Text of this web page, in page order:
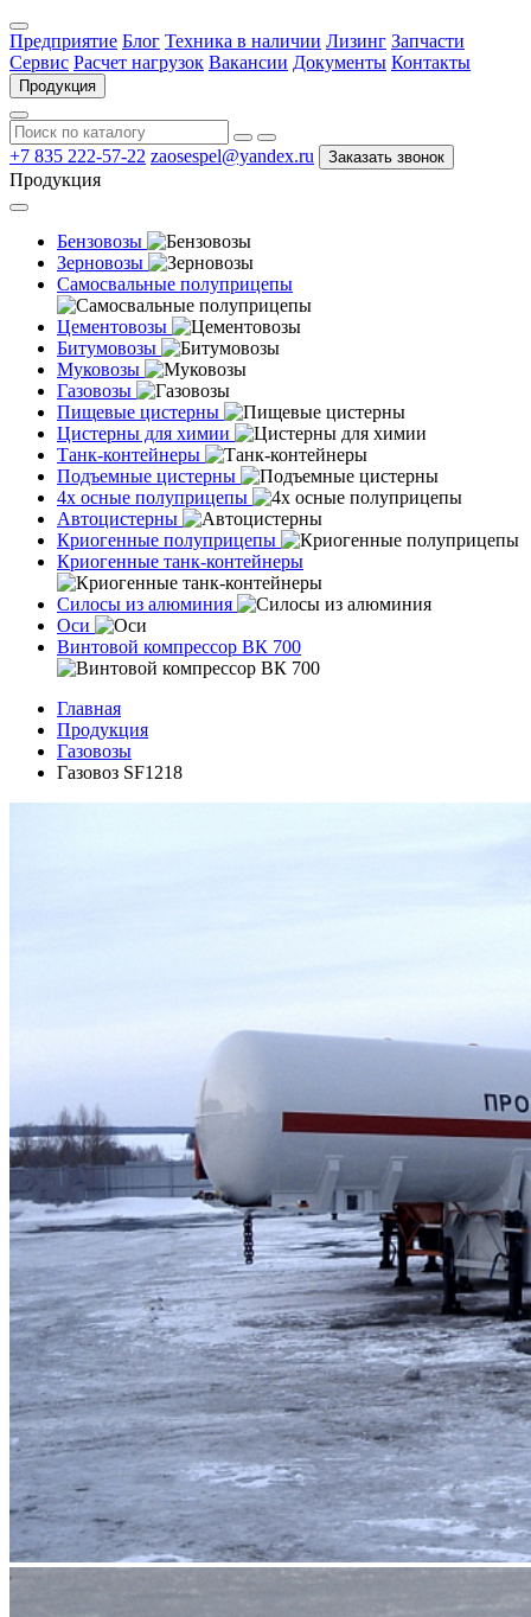
Предприятие Блог Техника в наличии Лизинг Запчасти
Сервис Расчет нагрузок Вакансии Документы Контакты
Продукция
+7 835 222-57-22 zaosespel@yandex.ru Заказать звонок
Продукция
Бензовозы
Зерновозы
Самосвальные полуприцепы
Цементовозы
Битумовозы
Муковозы
Газовозы
Пищевые цистерны
Цистерны для химии
Танк-контейнеры
Подъемные цистерны
4х осные полуприцепы
Автоцистерны
Криогенные полуприцепы
Криогенные танк-контейнеры
Силосы из алюминия
Оси
Винтовой компрессор ВК 700
Главная
Продукция
Газовозы
Газовоз SF1218